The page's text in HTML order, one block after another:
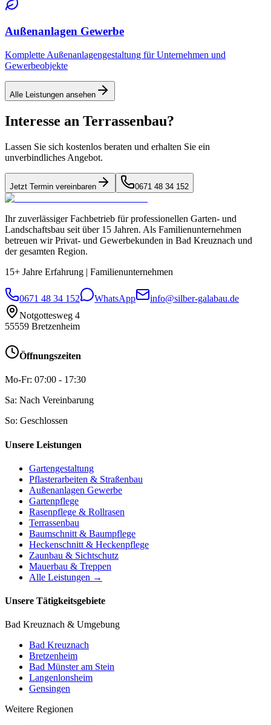
Außenanlagen Gewerbe
Komplette Außenanlagengestaltung für Unternehmen und
Gewerbeobjekte
Alle Leistungen ansehen
Interesse an Terrassenbau?
Lassen Sie sich kostenlos beraten und erhalten Sie ein
unverbindliches Angebot.
Jetzt Termin vereinbaren 0671 48 34 152
Ihr zuverlässiger Fachbetrieb für professionellen Garten- und
Landschaftsbau seit über 15 Jahren. Als Familienunternehmen
betreuen wir Privat- und Gewerbekunden in Bad Kreuznach und
der gesamten Region.
15+ Jahre Erfahrung | Familienunternehmen
0671 48 34 152 WhatsApp
info@silber-galabau.de
Notgottesweg 4
55559 Bretzenheim
Öffnungszeiten
Mo-Fr: 07:00 - 17:30
Sa: Nach Vereinbarung
So: Geschlossen
Unsere Leistungen
Gartengestaltung
Pflasterarbeiten & Straßenbau
Außenanlagen Gewerbe
Gartenpflege
Rasenpflege & Rollrasen
Terrassenbau
Baumschnitt & Baumpflege
Heckenschnitt & Heckenpflege
Zaunbau & Sichtschutz
Mauerbau & Treppen
Alle Leistungen →
Unsere Tätigkeitsgebiete
Bad Kreuznach & Umgebung
Bad Kreuznach
Bretzenheim
Bad Münster am Stein
Langenlonsheim
Gensingen
Weitere Regionen